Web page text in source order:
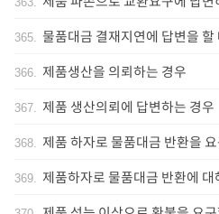
365. 물품대금 결재지연에 답변을 할
366. 제품생산을 의뢰하는 경우
367. 제품 생산의뢰에 답변하는 경우
368. 제품 하자로 물품대금 반환을
369. 제품하자로 물품대금 반환에